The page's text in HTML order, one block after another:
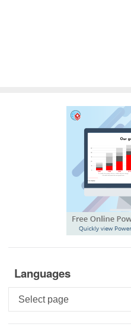
Languages
Languages